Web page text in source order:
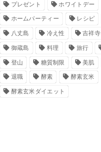
プレゼント ホワイトデー
ホームパーティー レシピ
八丈島 冷え性 吉祥寺
御蔵島 料理 旅行
登山 糖質制限 美肌
退職 酵素 酵素玄米
酵素玄米ダイエット